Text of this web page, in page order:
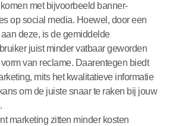
met bijvoorbeeld banner-
op social media. Hoewel, door een
deze, is de gemiddelde
juist minder vatbaar geworden
van reclame. Daarentegen biedt
, mits het kwalitatieve informatie
om de juiste snaar te raken bij jouw
marketing zitten minder kosten